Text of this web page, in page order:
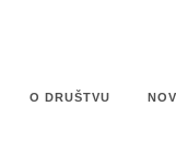
O DRUŠTVU